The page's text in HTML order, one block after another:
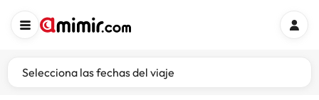
Selecciona las fechas del viaje